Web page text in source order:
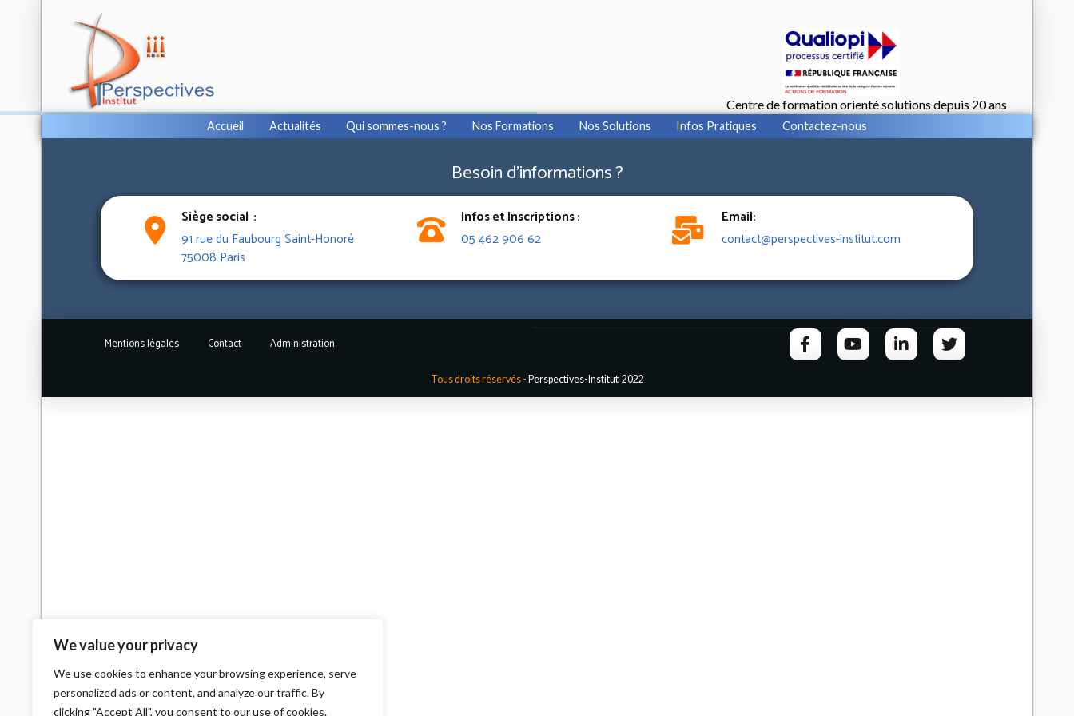
We value your privacy
We use cookies to enhance your browsing experience, serve
personalized ads or content, and analyze our traffic. By
clicking "Accept All", you consent to our use of cookies.
Centre de formation orienté solutions depuis 20 ans
Accueil Actualités Qui sommes-nous ? Nos Formations Nos Solutions Infos Pratiques Contactez-nous
Besoin d'informations ?
Siège social :
91 rue du Faubourg Saint-Honoré
75008 Paris
Infos et Inscriptions :
05 462 906 62
Email:
contact@perspectives-institut.com
Mentions légales Contact Administration
Tous droits réservés - Perspectives-Institut 2022